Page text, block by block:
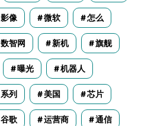
影像 微软 怎么
数智网 新机 旗舰
曝光 机器人
系列 美国 芯片
谷歌 运营商 通信